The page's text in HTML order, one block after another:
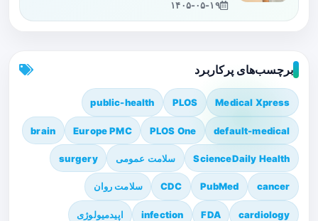
۱۴۰۵-۰۵-۱۹
برچسب‌های پرکاربرد
Medical Xpress
PLOS
public-health
default-medical
PLOS One
Europe PMC
brain
ScienceDaily Health سلامت عمومی surgery
cancer
PubMed
CDC سلامت روان
cardiology
FDA
infection اپیدمیولوژی